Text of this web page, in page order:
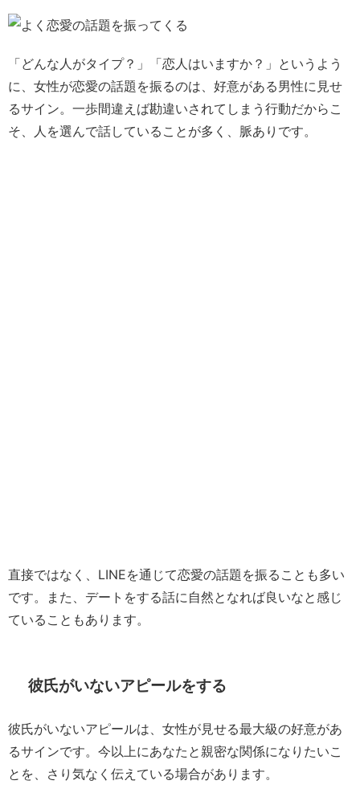
「どんな人がタイプ？」「恋人はいますか？」というよう
に、女性が恋愛の話題を振るのは、好意がある男性に見せ
るサイン。一歩間違えば勘違いされてしまう行動だからこ
そ、人を選んで話していることが多く、脈ありです。
直接ではなく、LINEを通じて恋愛の話題を振ることも多い
です。また、デートをする話に自然となれば良いなと感じ
ていることもあります。
彼氏がいないアピールをする
彼氏がいないアピールは、女性が見せる最大級の好意があ
るサインです。今以上にあなたと親密な関係になりたいこ
とを、さり気なく伝えている場合があります。